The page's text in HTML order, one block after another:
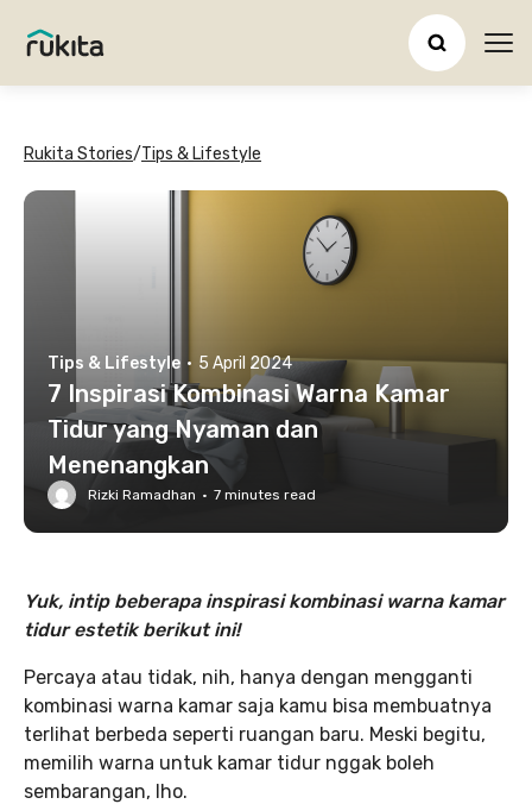
Rukita Stories/Tips & Lifestyle
Tips & Lifestyle · 5 April 2024
7 Inspirasi Kombinasi Warna Kamar
Tidur yang Nyaman dan
Menenangkan
Rizki Ramadhan · 7 minutes read
Yuk, intip beberapa inspirasi kombinasi warna kamar
tidur estetik berikut ini!
Percaya atau tidak, nih, hanya dengan mengganti
kombinasi warna kamar saja kamu bisa membuatnya
terlihat berbeda seperti ruangan baru. Meski begitu,
memilih warna untuk kamar tidur nggak boleh
sembarangan, lho.